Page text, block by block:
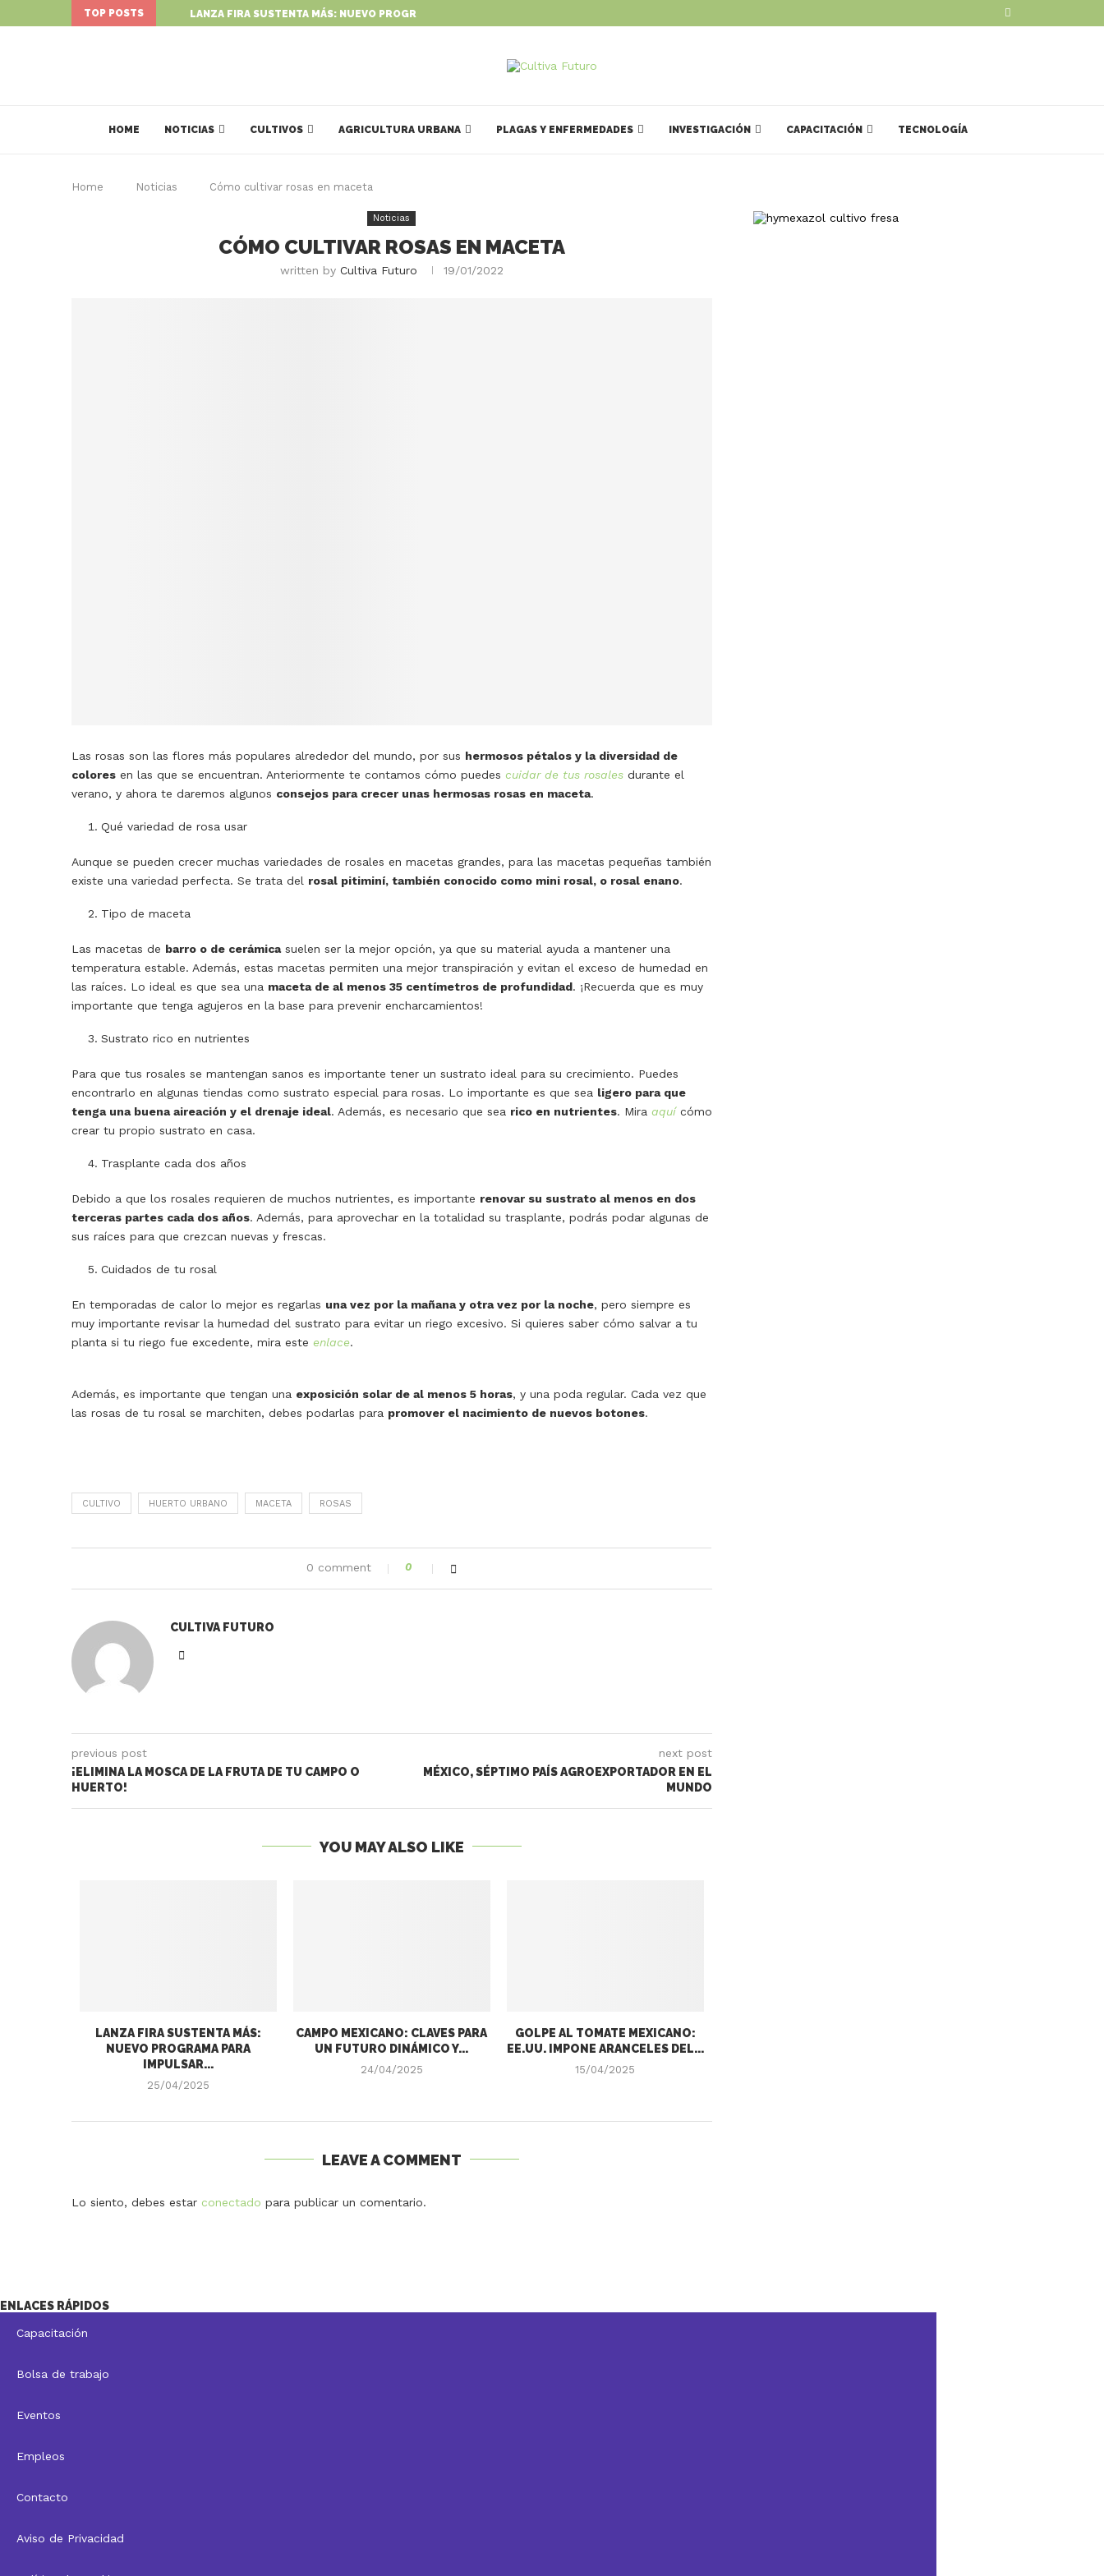
TOP POSTS LANZA FIRA SUSTENTA MÁS: NUEVO PROGRAMA PARA IMPULSAR...
HOME NOTICIAS CULTIVOS AGRICULTURA URBANA PLAGAS Y ENFERMEDADES INVESTIGACIÓN CAPACITACIÓN TECNOLOGÍA
Home Noticias Cómo cultivar rosas en maceta
Noticias
CÓMO CULTIVAR ROSAS EN MACETA
written by Cultiva Futuro 19/01/2022
Las rosas son las flores más populares alrededor del mundo, por sus hermosos pétalos y la diversidad de
colores en las que se encuentran. Anteriormente te contamos cómo puedes cuidar de tus rosales durante el
verano, y ahora te daremos algunos consejos para crecer unas hermosas rosas en maceta.
Qué variedad de rosa usar
Aunque se pueden crecer muchas variedades de rosales en macetas grandes, para las macetas pequeñas también
existe una variedad perfecta. Se trata del rosal pitiminí, también conocido como mini rosal, o rosal enano.
Tipo de maceta
Las macetas de barro o de cerámicasuelen ser la mejor opción, ya que su material ayuda a mantener una
temperatura estable. Además, estas macetas permiten una mejor transpiración y evitan el exceso de humedad en
las raíces. Lo ideal es que sea una maceta de al menos 35 centímetros de profundidad. ¡Recuerda que es muy
importante que tenga agujeros en la base para prevenir encharcamientos!
Sustrato rico en nutrientes
Para que tus rosales se mantengan sanos es importante tener un sustrato ideal para su crecimiento. Puedes
encontrarlo en algunas tiendas como sustrato especial para rosas. Lo importante es que sea ligero para que
tenga una buena aireación y el drenaje ideal. Además, es necesario que sea rico en nutrientes. Mira aquícómo
crear tu propio sustrato en casa.
Trasplante cada dos años
Debido a que los rosales requieren de muchos nutrientes, es importante renovar su sustrato al menos en dos
terceras partes cada dos años. Además, para aprovechar en la totalidad su trasplante, podrás podar algunas de
sus raíces para que crezcan nuevas y frescas.
Cuidados de tu rosal
En temporadas de calor lo mejor es regarlas una vez por la mañana y otra vez por la noche, pero siempre es
muy importante revisar la humedad del sustrato para evitar un riego excesivo. Si quieres saber cómo salvar a tu
planta si tu riego fue excedente, mira este enlace.
Además, es importante que tengan una exposición solar de al menos 5 horas, y una poda regular. Cada vez que
las rosas de tu rosal se marchiten, debes podarlas para promover el nacimiento de nuevos botones.
CULTIVO HUERTO URBANO MACETA ROSAS
0 comment 0
CULTIVA FUTURO
previous post
¡ELIMINA LA MOSCA DE LA FRUTA DE TU CAMPO O
HUERTO!
next post
MÉXICO, SÉPTIMO PAÍS AGROEXPORTADOR EN EL
MUNDO
YOU MAY ALSO LIKE
LANZA FIRA SUSTENTA MÁS:
NUEVO PROGRAMA PARA
IMPULSAR...
25/04/2025
CAMPO MEXICANO: CLAVES PARA
UN FUTURO DINÁMICO Y...
24/04/2025
GOLPE AL TOMATE MEXICANO:
EE.UU. IMPONE ARANCELES DEL...
15/04/2025
LEAVE A COMMENT
Lo siento, debes estar conectado para publicar un comentario.
ENLACES RÁPIDOS
Capacitación
Bolsa de trabajo
Eventos
Empleos
Contacto
Aviso de Privacidad